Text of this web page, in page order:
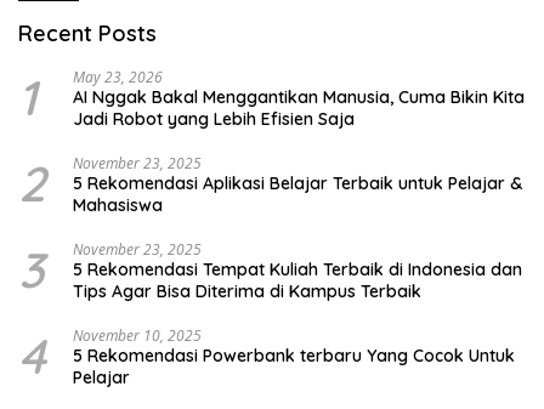
Recent Posts
1 May 23, 2026
AI Nggak Bakal Menggantikan Manusia, Cuma Bikin Kita
Jadi Robot yang Lebih Efisien Saja
2 November 23, 2025
5 Rekomendasi Aplikasi Belajar Terbaik untuk Pelajar &
Mahasiswa
3 November 23, 2025
5 Rekomendasi Tempat Kuliah Terbaik di Indonesia dan
Tips Agar Bisa Diterima di Kampus Terbaik
4 November 10, 2025
5 Rekomendasi Powerbank terbaru Yang Cocok Untuk
Pelajar